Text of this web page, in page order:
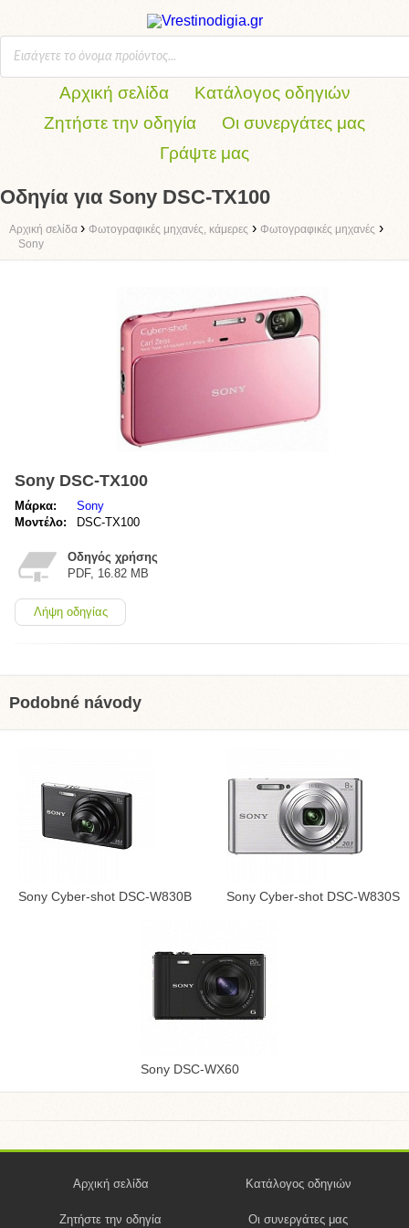
Αρχική σελίδα
Κατάλογος οδηγιών
Ζητήστε την οδηγία
Οι συνεργάτες μας
Γράψτε μας
Οδηγία για Sony DSC-TX100
Αρχική σελίδα › Φωτογραφικές μηχανές, κάμερες › Φωτογραφικές μηχανές ›
Sony
Sony DSC-TX100
Μάρκα:
Sony
Μοντέλο:
DSC-TX100
Οδηγός χρήσης
PDF, 16.82 MB
Λήψη οδηγίας
Podobné návody
Sony Cyber-shot DSC-W830B Sony Cyber-shot DSC-W830S
Sony DSC-WX60
Αρχική σελίδα Κατάλογος οδηγιών
Ζητήστε την οδηγία Οι συνεργάτες μας